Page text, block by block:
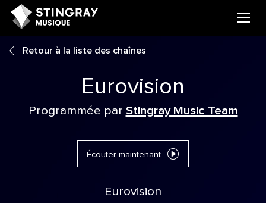
Retour à la liste des chaînes
Eurovision
Programmée par Stingray Music Team
Écouter maintenant
Eurovision